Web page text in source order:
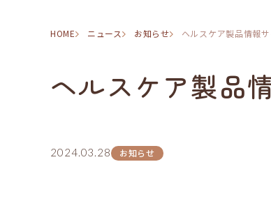
HOME ニュース お知らせ ヘルスケア製品情報
ヘルスケア製品
2024.03.28 お知らせ